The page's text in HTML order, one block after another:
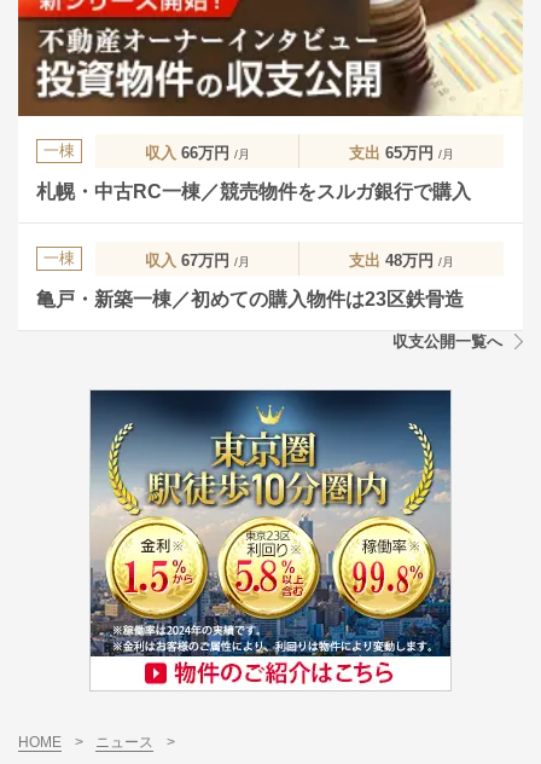
一棟 収入 66万円 /月 支出 65万円 /月
札幌・中古RC一棟／競売物件をスルガ銀行で購入
一棟 収入 67万円 /月 支出 48万円 /月
亀戸・新築一棟／初めての購入物件は23区鉄骨造
収支公開一覧へ
HOME > ニュース
>